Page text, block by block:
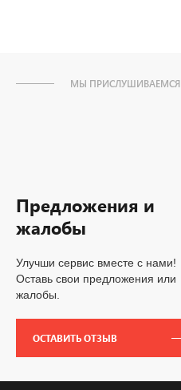
МЫ ПРИСЛУШИВАЕМСЯ
Предложения и
жалобы
Улучши сервис вместе с нами!
Оставь свои предложения или
жалобы.
ОСТАВИТЬ ОТЗЫВ